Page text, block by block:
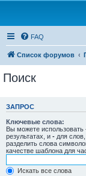
FAQ
Список форумов
Поиск
ЗАПРОС
Ключевые слова:
Вы можете использовать
результатах, и - для
разделить слова
качестве шаблона для
Искать все слова